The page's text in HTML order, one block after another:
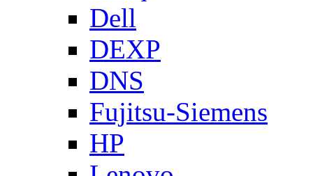
Dell
DEXP
DNS
Fujitsu-Siemens
HP